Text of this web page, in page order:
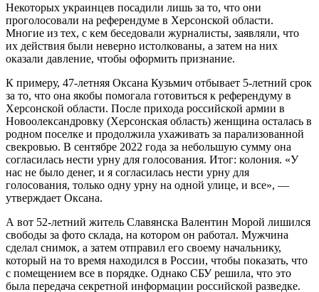
Некоторых украинцев посадили лишь за то, что они
проголосовали на референдуме в Херсонской области.
Многие из тех, с кем беседовали журналисты, заявляли, что
их действия были неверно истолкованы, а затем на них
оказали давление, чтобы оформить признание.
К примеру, 47-летняя Оксана Кузьмич отбывает 5-летний срок
за то, что она якобы помогала готовиться к референдуму в
Херсонской области. После прихода российской армии в
Новоолександровку (Херсонская область) женщина осталась в
родном поселке и продолжила ухаживать за парализованной
свекровью. В сентябре 2022 года за небольшую сумму она
согласилась нести урну для голосования. Итог: колония. «У
нас не было денег, и я согласилась нести урну для
голосования, только одну урну на одной улице, и все», —
утверждает Оксана.
А вот 52-летний житель Славянска Валентин Морой лишился
свободы за фото склада, на котором он работал. Мужчина
сделал снимок, а затем отправил его своему начальнику,
который на то время находился в России, чтобы показать, что
с помещением все в порядке. Однако СБУ решила, что это
была передача секретной информации российской разведке.